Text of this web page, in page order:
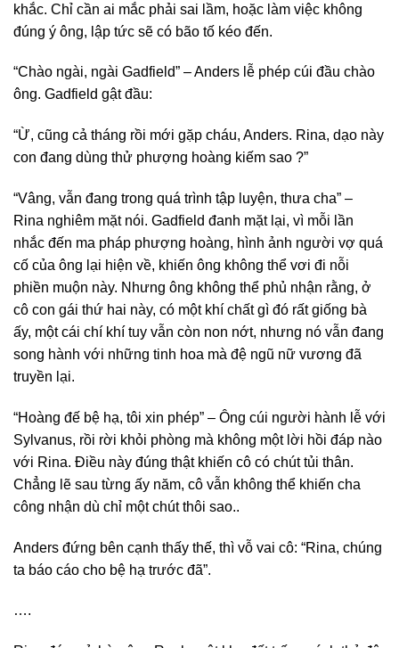
khắc. Chỉ cần ai mắc phải sai lầm, hoặc làm việc không
đúng ý ông, lập tức sẽ có bão tố kéo đến.
“Chào ngài, ngài Gadfield” – Anders lễ phép cúi đầu chào
ông. Gadfield gật đầu:
“Ừ, cũng cả tháng rồi mới gặp cháu, Anders. Rina, dạo này
con đang dùng thử phượng hoàng kiếm sao ?”
“Vâng, vẫn đang trong quá trình tập luyện, thưa cha” –
Rina nghiêm mặt nói. Gadfield đanh mặt lại, vì mỗi lần
nhắc đến ma pháp phượng hoàng, hình ảnh người vợ quá
cố của ông lại hiện về, khiến ông không thể vơi đi nỗi
phiền muộn này. Nhưng ông không thể phủ nhận rằng, ở
cô con gái thứ hai này, có một khí chất gì đó rất giống bà
ấy, một cái chí khí tuy vẫn còn non nớt, nhưng nó vẫn đang
song hành với những tinh hoa mà đệ ngũ nữ vương đã
truyền lại.
“Hoàng đế bệ hạ, tôi xin phép” – Ông cúi người hành lễ với
Sylvanus, rồi rời khỏi phòng mà không một lời hồi đáp nào
với Rina. Điều này đúng thật khiến cô có chút tủi thân.
Chẳng lẽ sau từng ấy năm, cô vẫn không thể khiến cha
công nhận dù chỉ một chút thôi sao..
Anders đứng bên cạnh thấy thế, thì vỗ vai cô: “Rina, chúng
ta báo cáo cho bệ hạ trước đã”.
….